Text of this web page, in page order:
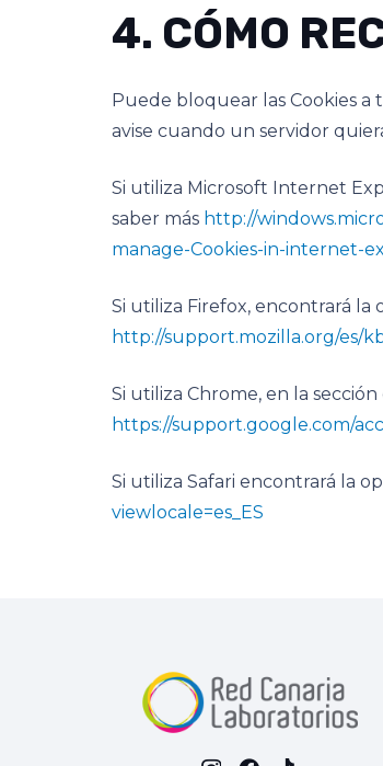
4. CÓMO
Puede bloquear las Cookies
avise cuando un servidor
Si utiliza Microsoft Internet
saber más http://
manage-Cookies-in-internet-
Si utiliza Firefox, encontrará la
http://support.mozilla.org/es/
Si utiliza Chrome, en la
https://support.google.com/
Si utiliza Safari encontrará la
viewlocale=es_ES